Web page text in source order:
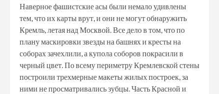
Наверное фашистские асы были немало удивлены
тем, что их карты врут, и они не могут обнаружить
Кремль, летая над Москвой. Все дело в том, что по
плану маскировки звезды на башнях и кресты на
соборах зачехлили, а купола соборов покрасили в
черный цвет. По всему периметру Кремлевской стены
построили трехмерные макеты жилых построек, за
ними не просматривались зубцы. Часть Красной и